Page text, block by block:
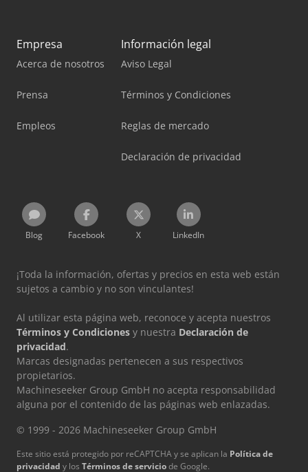
Empresa
Acerca de nosotros
Prensa
Empleos
Información legal
Aviso Legal
Términos y Condiciones
Reglas de mercado
Declaración de privacidad
Blog Facebook X LinkedIn
¡Toda la información, ofertas y precios en esta web están
sujetos a cambio y no son vinculantes!
Al utilizar esta página web, reconoce y acepta nuestros
Términos y Condiciones y nuestra Declaración de
privacidad.
Marcas designadas pertenecen a sus respectivos
propietarios.
Machineseeker Group GmbH no acepta responsabilidad
alguna por el contenido de las páginas web enlazadas.
© 1999 - 2026 Machineseeker Group GmbH
Este sitio está protegido por reCAPTCHA y se aplican la Política de
privacidad y los Términos de serviciode Google.